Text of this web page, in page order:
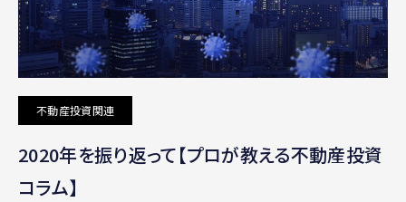
不動産投資関連
2020年を振り返って【プロが教える不動産投資
コラム】